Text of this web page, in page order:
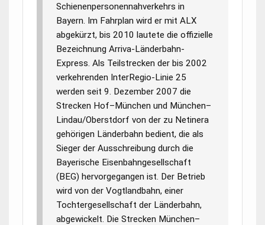
Schienenpersonennahverkehrs in
Bayern. Im Fahrplan wird er mit ALX
abgekürzt, bis 2010 lautete die offizielle
Bezeichnung Arriva-Länderbahn-
Express. Als Teilstrecken der bis 2002
verkehrenden InterRegio-Linie 25
werden seit 9. Dezember 2007 die
Strecken Hof–München und München–
Lindau/Oberstdorf von der zu Netinera
gehörigen Länderbahn bedient, die als
Sieger der Ausschreibung durch die
Bayerische Eisenbahngesellschaft
(BEG) hervorgegangen ist. Der Betrieb
wird von der Vogtlandbahn, einer
Tochtergesellschaft der Länderbahn,
abgewickelt. Die Strecken München–